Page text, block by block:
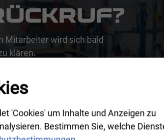
Mitarbeiter wird sich bald
klären.
'Cookies' um Inhalte und Anzeigen zu
Bestimmen Sie, welche